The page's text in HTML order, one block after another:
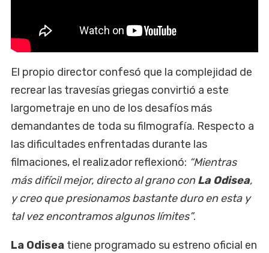
El propio director confesó que la complejidad de
recrear las travesías griegas convirtió a este
largometraje en uno de los desafíos más
demandantes de toda su filmografía. Respecto a
las dificultades enfrentadas durante las
filmaciones, el realizador reflexionó: “Mientras
más difícil mejor, directo al grano conLa Odisea,
y creo que presionamos bastante duro en esta y
tal vez encontramos algunos límites”.
La Odisea tiene programado su estreno oficial en